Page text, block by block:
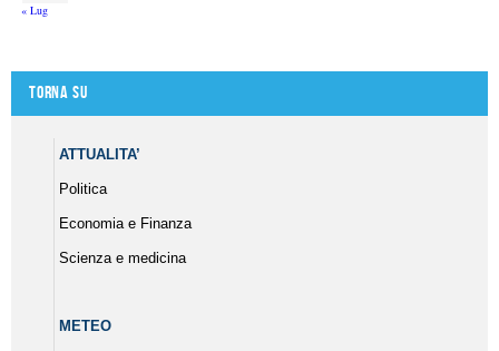
« Lug
Torna su
ATTUALITA’
Politica
Economia e Finanza
Scienza e medicina
METEO